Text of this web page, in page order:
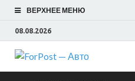
ВЕРХНЕЕ МЕНЮ
08.08.2026